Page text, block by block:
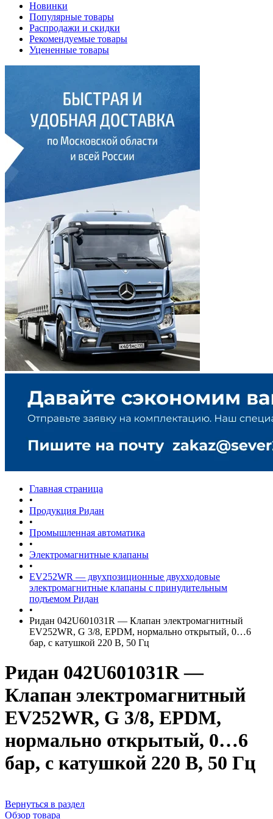
Новинки
Популярные товары
Распродажи и скидки
Рекомендуемые товары
Уцененные товары
Главная страница
•
Продукция Ридан
•
Промышленная автоматика
•
Электромагнитные клапаны
•
EV252WR — двухпозиционные двухходовые
электромагнитные клапаны с принудительным
подъемом Ридан
•
Ридан 042U601031R — Клапан электромагнитный
EV252WR, G 3/8, EPDM, нормально открытый, 0…6
бар, с катушкой 220 В, 50 Гц
Ридан 042U601031R —
Клапан электромагнитный
EV252WR, G 3/8, EPDM,
нормально открытый, 0…6
бар, с катушкой 220 В, 50 Гц
Вернуться в раздел
Обзор товара